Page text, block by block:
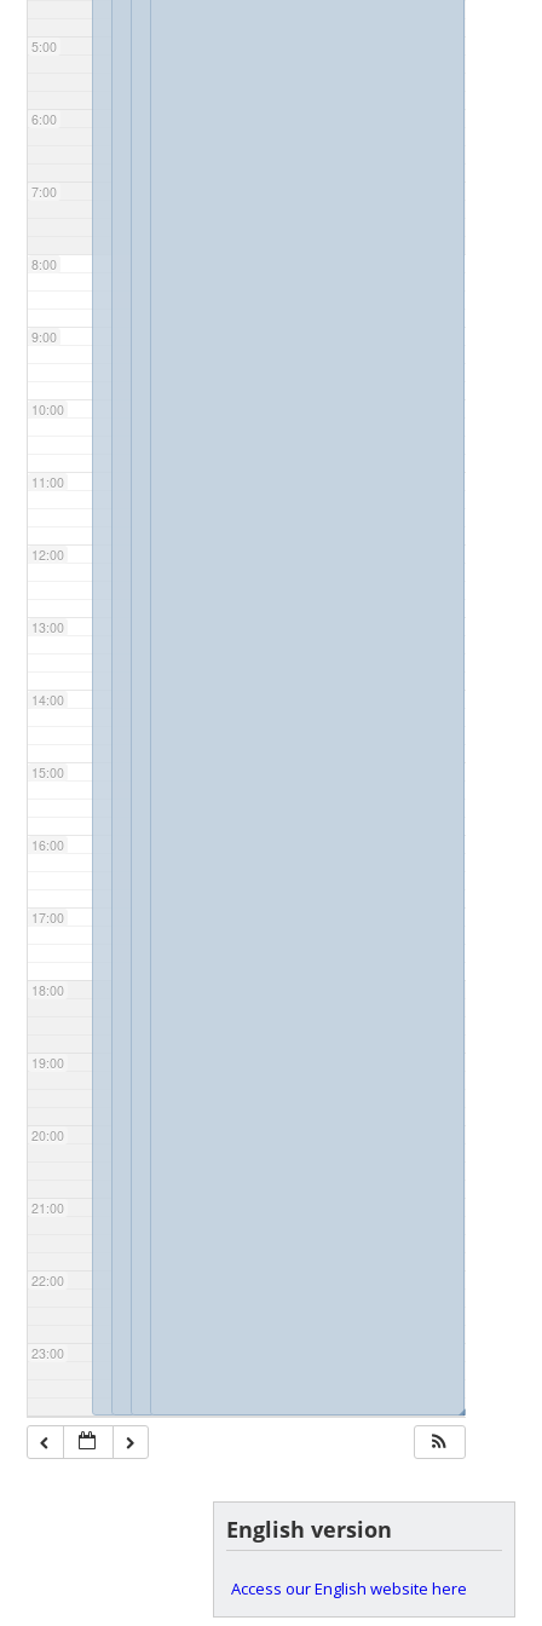
5:00
6:00
7:00
8:00
9:00
10:00
11:00
12:00
13:00
14:00
15:00
16:00
17:00
18:00
19:00
20:00
21:00
22:00
23:00
◢◢◢◢
English version
Access our English website here